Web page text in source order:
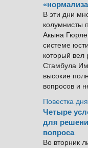
В эти дни
колумнисты
Акына
системе
который вел
Стамбула
высокие
вопросов и
Повестка
Четыре
для
вопроса
Во вторник